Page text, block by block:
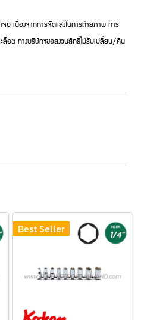
อ เนื่องจากการจัดแสงในการถ่ายภาพ การ
ล็อต ทางบริษัทฯขอสงวนสิทธิ์ไม่รับเปลี่ยน/คืน
Best Seller